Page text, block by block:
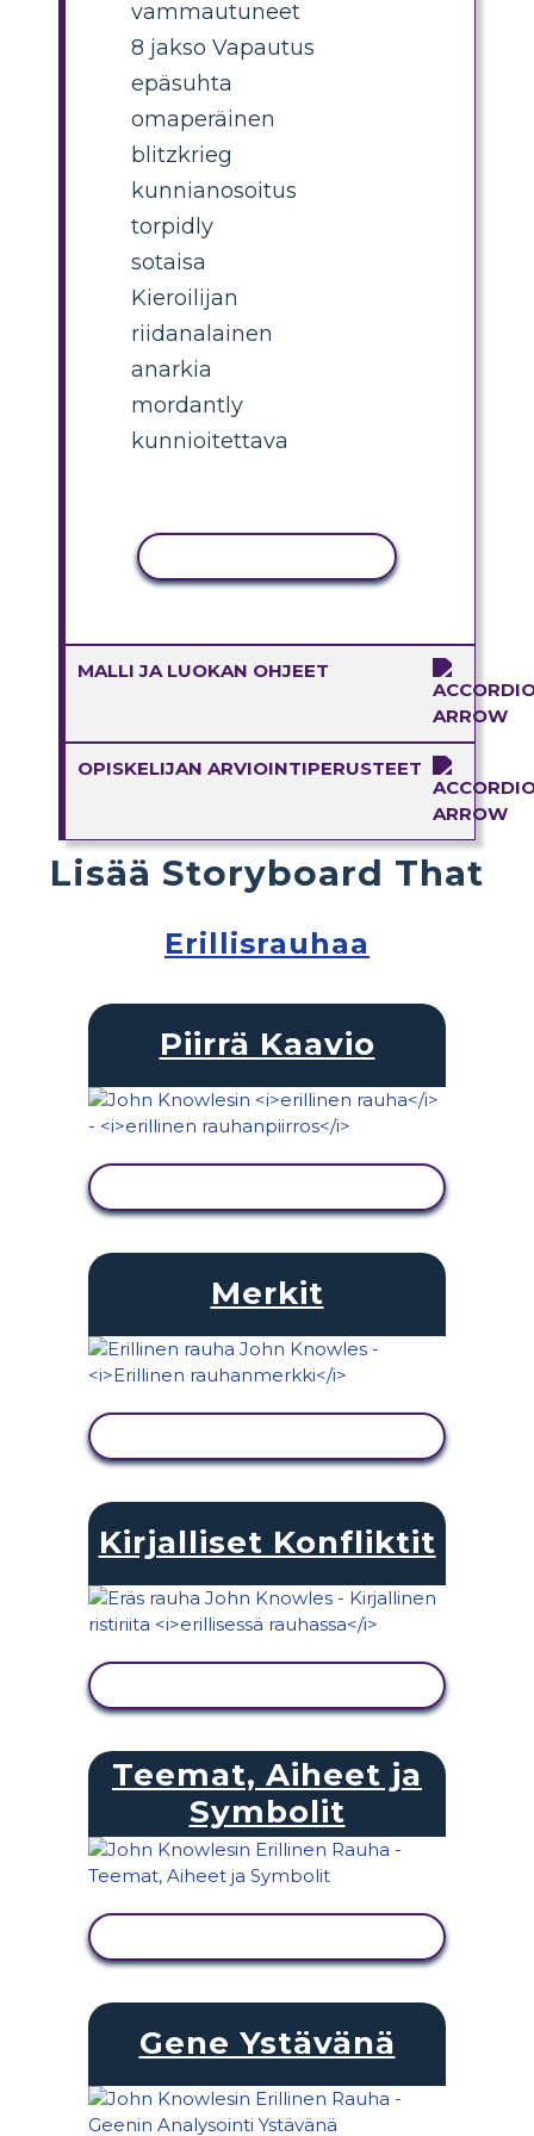
vammautuneet
8 jakso Vapautus
epäsuhta
omaperäinen
blitzkrieg
kunnianosoitus
torpidly
sotaisa
Kieroilijan
riidanalainen
anarkia
mordantly
kunnioitettava
MALLI JA LUOKAN OHJEET
OPISKELIJAN ARVIOINTIPERUSTEET
Lisää Storyboard That
Erillisrauhaa
Piirrä Kaavio
Merkit
Kirjalliset Konfliktit
Teemat, Aiheet ja
Symbolit
Gene Ystävänä